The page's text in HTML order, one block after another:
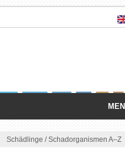
Schädlinge /Schadorganismen A–Z